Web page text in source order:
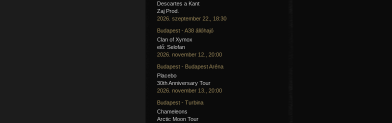
Descartes a Kant
Zaj Prod.
2026. szeptember 22., 18:30
Budapest - A38 állóhajó
Clan of Xymox
elő: Selofan
2026. november 12., 20:00
Budapest - Budapest Aréna
Placebo
30th Anniversary Tour
2026. november 13., 20:00
Budapest - Turbina
Chameleons
Arctic Moon Tour